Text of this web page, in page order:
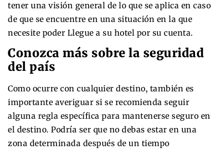
tener una visión general de lo que se aplica en caso
de que se encuentre en una situación en la que
necesite poder Llegue a su hotel por su cuenta.
Conozca más sobre la seguridad
del país
Como ocurre con cualquier destino, también es
importante averiguar si se recomienda seguir
alguna regla específica para mantenerse seguro en
el destino. Podría ser que no debas estar en una
zona determinada después de un tiempo